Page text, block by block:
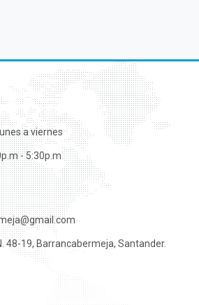
a viernes
- 5:30p.m
48-19, Barrancabermeja, Santander.